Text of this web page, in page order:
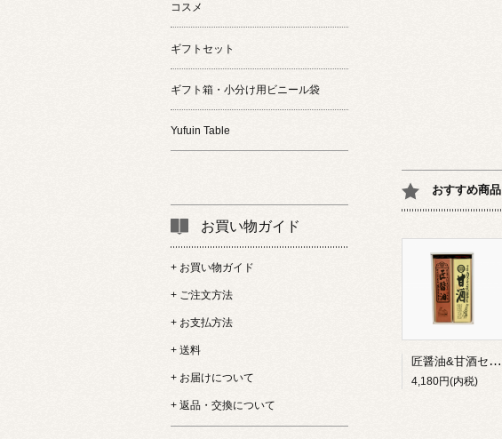
おすすめ商品
匠醤油&甘酒セット
4,180円(内税)
コスメ
ギフトセット
ギフト箱・小分け用ビニール袋
Yufuin Table
お買い物ガイド
+ お買い物ガイド
+ ご注文方法
+ お支払方法
+ 送料
+ お届けについて
+ 返品・交換について